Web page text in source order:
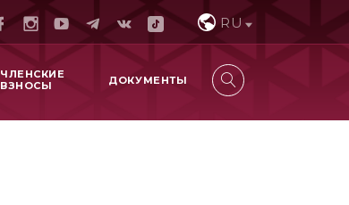
RU
ЧЛЕНСКИЕ
ВЗНОСЫ
ДОКУМЕНТЫ